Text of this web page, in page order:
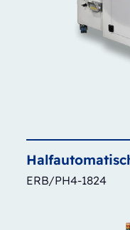
ERB/PH4-1824